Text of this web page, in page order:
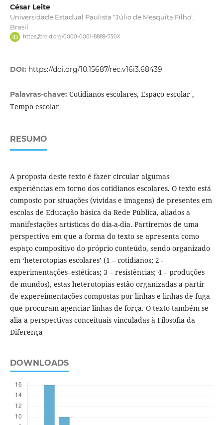
César Leite
Universidade Estadual Paulista "Júlio de Mesquita Filho",
Brasil.
https://orcid.org/0000-0001-8889-750X
DOI: https://doi.org/10.15687/rec.v16i3.68439
Palavras-chave: Cotidianos escolares, Espaço escolar ,
Tempo escolar
RESUMO
A proposta deste texto é fazer circular algumas
experiências em torno dos cotidianos escolares. O texto está
composto por situações (vividas e imagens) de presentes em
escolas de Educação básica da Rede Pública, aliados a
manifestações artísticas do dia-a-dia. Partiremos de uma
perspectiva em que a forma do texto se apresenta como
espaço compositivo do próprio conteúdo, sendo organizado
em ‘heterotopias escolares’ (1 – cotidianos; 2 -
experimentações–estéticas; 3 – resistências; 4 – produções
de mundos), estas heterotopias estão organizadas a partir
de expereimentações compostas por linhas e linhas de fuga
que procuram agenciar linhas de força. O texto também se
alia a perspectivas conceituais vinculadas à Filosofia da
Diferença
DOWNLOADS